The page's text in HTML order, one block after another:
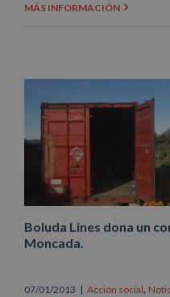
MÁS INFORMACIÓN
Boluda Lines dona un
Moncada.
07/01/2013 | Acción social,